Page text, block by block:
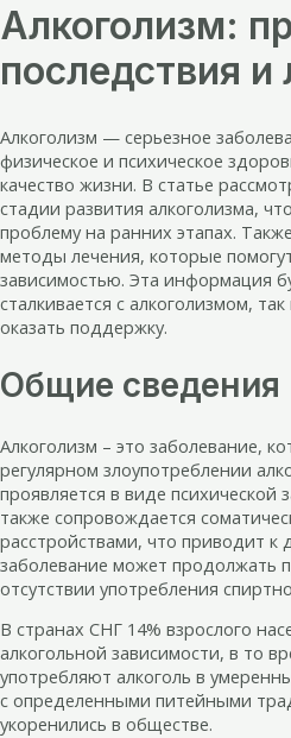
Алкоголизм:
последствия и
Алкоголизм — серьезное
физическое и психическое
качество жизни. В статье
стадии развития алкоголизма,
проблему на ранних этапах.
методы лечения, которые
зависимостью. Эта информация
сталкивается с алкоголизмом,
оказать поддержку.
Общие сведения
Алкоголизм – это заболевание,
регулярном злоупотреблении
проявляется в виде психической
также сопровождается
расстройствами, что приводит к
заболевание может продолжать
отсутствии употребления
В странах СНГ 14% взрослого
алкогольной зависимости, в то
употребляют алкоголь в
с определенными питейными
укоренились в обществе.